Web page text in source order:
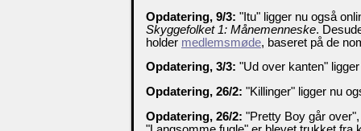
Opdatering, 9/3: "Itu" ligger nu også
Skyggefolket 1: Månemenneske.
holder medlemsmøde, baseret på de
Opdatering, 3/3: "Ud over kanten"
Opdatering, 26/2: "Killinger" ligger nu
Opdatering, 26/2: "Pretty Boy går